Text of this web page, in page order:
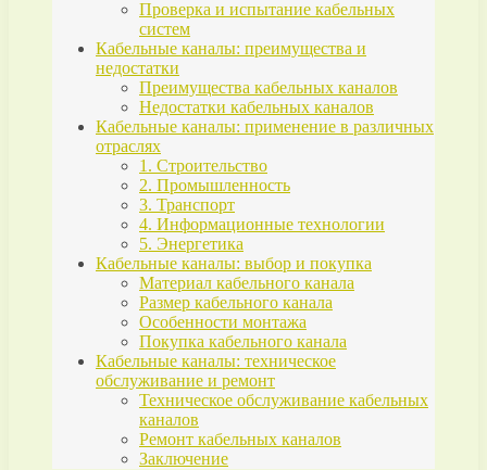
Проверка и испытание кабельных
систем
Кабельные каналы: преимущества и
недостатки
Преимущества кабельных каналов
Недостатки кабельных каналов
Кабельные каналы: применение в различных
отраслях
1. Строительство
2. Промышленность
3. Транспорт
4. Информационные технологии
5. Энергетика
Кабельные каналы: выбор и покупка
Материал кабельного канала
Размер кабельного канала
Особенности монтажа
Покупка кабельного канала
Кабельные каналы: техническое
обслуживание и ремонт
Техническое обслуживание кабельных
каналов
Ремонт кабельных каналов
Заключение